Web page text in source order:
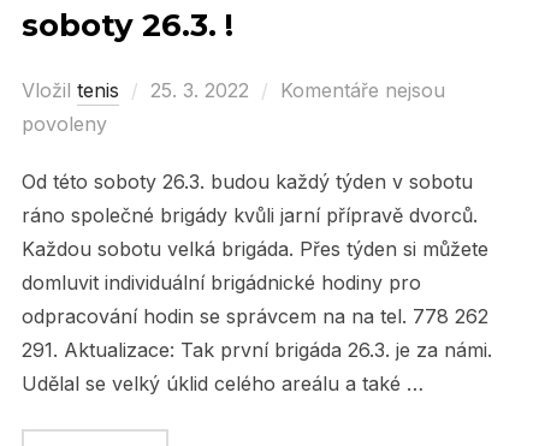
soboty 26.3. !
Vložil tenis
Posted
25. 3. 2022
Komentáře nejsou
povoleny
Od této soboty 26.3. budou každý týden v sobotu
ráno společné brigády kvůli jarní přípravě dvorců.
Každou sobotu velká brigáda. Přes týden si můžete
domluvit individuální brigádnické hodiny pro
odpracování hodin se správcem na na tel. 778 262
291. Aktualizace: Tak první brigáda 26.3. je za námi.
Udělal se velký úklid celého areálu a také …